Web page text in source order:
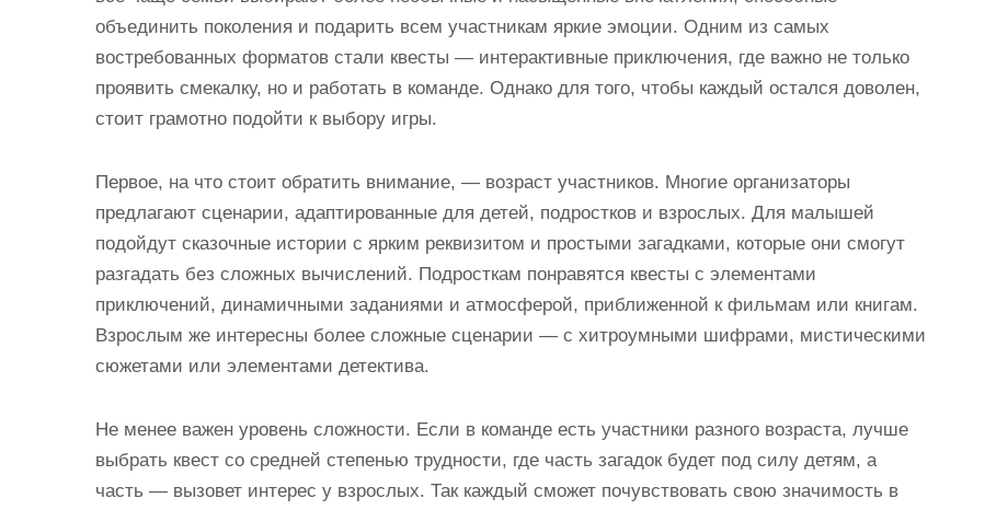
объединить поколения и подарить всем участникам яркие эмоции. Одним из самых
востребованных форматов стали квесты — интерактивные приключения, где важно не только
проявить смекалку, но и работать в команде. Однако для того, чтобы каждый остался доволен,
стоит грамотно подойти к выбору игры.
Первое, на что стоит обратить внимание, — возраст участников. Многие организаторы
предлагают сценарии, адаптированные для детей, подростков и взрослых. Для малышей
подойдут сказочные истории с ярким реквизитом и простыми загадками, которые они смогут
разгадать без сложных вычислений. Подросткам понравятся квесты с элементами
приключений, динамичными заданиями и атмосферой, приближенной к фильмам или книгам.
Взрослым же интересны более сложные сценарии — с хитроумными шифрами, мистическими
сюжетами или элементами детектива.
Не менее важен уровень сложности. Если в команде есть участники разного возраста, лучше
выбрать квест со средней степенью трудности, где часть загадок будет под силу детям, а
часть — вызовет интерес у взрослых. Так каждый сможет почувствовать свою значимость в